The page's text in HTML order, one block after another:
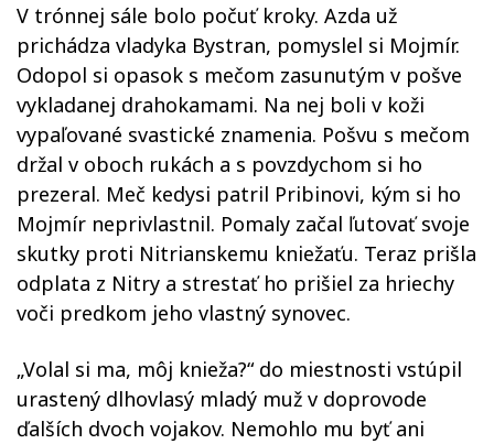
V trónnej sále bolo počuť kroky. Azda už
prichádza vladyka Bystran, pomyslel si Mojmír.
Odopol si opasok s mečom zasunutým v pošve
vykladanej drahokamami. Na nej boli v koži
vypaľované svastické znamenia. Pošvu s mečom
držal v oboch rukách a s povzdychom si ho
prezeral. Meč kedysi patril Pribinovi, kým si ho
Mojmír neprivlastnil. Pomaly začal ľutovať svoje
skutky proti Nitrianskemu kniežaťu. Teraz prišla
odplata z Nitry a strestať ho prišiel za hriechy
voči predkom jeho vlastný synovec.
„Volal si ma, môj knieža?“ do miestnosti vstúpil
urastený dlhovlasý mladý muž v doprovode
ďalších dvoch vojakov. Nemohlo mu byť ani